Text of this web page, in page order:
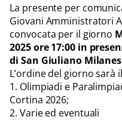
La presente per
Giovani Amministratori
convocata per il giorno
2025 ore 17:00 in
di San Giuliano
L’ordine del giorno sarà
1. Olimpiadi e
Cortina 2026;
2. Varie ed eventuali